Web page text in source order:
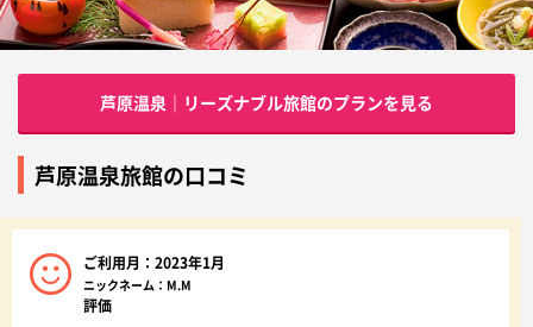
芦原温泉｜リーズナブル旅館のプランを見る
芦原温泉旅館の口コミ
ご利用月：2023年1月
ニックネーム：M.M
評価